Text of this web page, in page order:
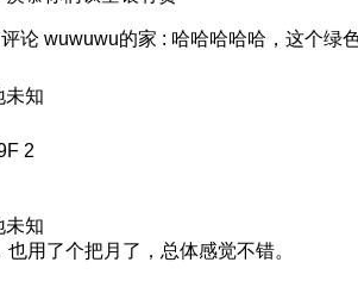
评论 wuwuwu的家 : 哈哈哈哈哈，这个绿
未知
2
未知
用了个把月了，总体感觉不错。